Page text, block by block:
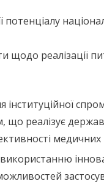
потенціалу
щодо реалізації
що реалізує
медичних